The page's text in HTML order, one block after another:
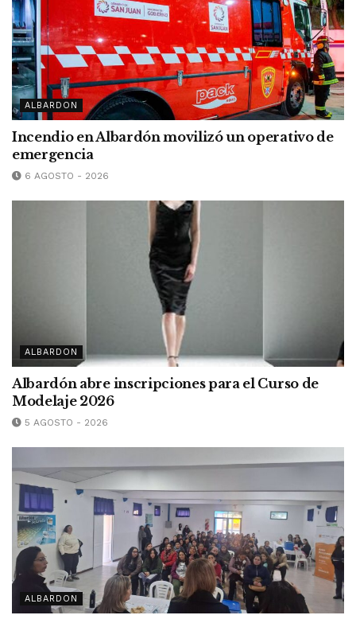
ALBARDON
Incendio en Albardón movilizó un operativo de
emergencia
6 AGOSTO - 2026
ALBARDON
Albardón abre inscripciones para el Curso de
Modelaje 2026
5 AGOSTO - 2026
ALBARDON